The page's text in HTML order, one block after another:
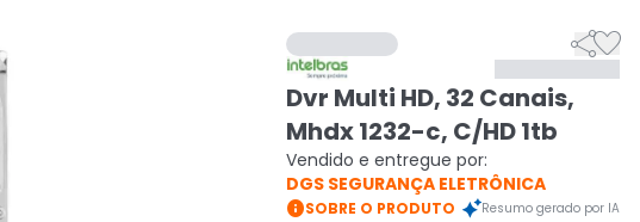

Dvr Multi HD, 32 Canais,
Mhdx 1232-c, C/HD 1tb
Vendido e entregue por:
DGS SEGURANÇA ELETRÔNICA
SOBRE O PRODUTO Resumo gerado por IA